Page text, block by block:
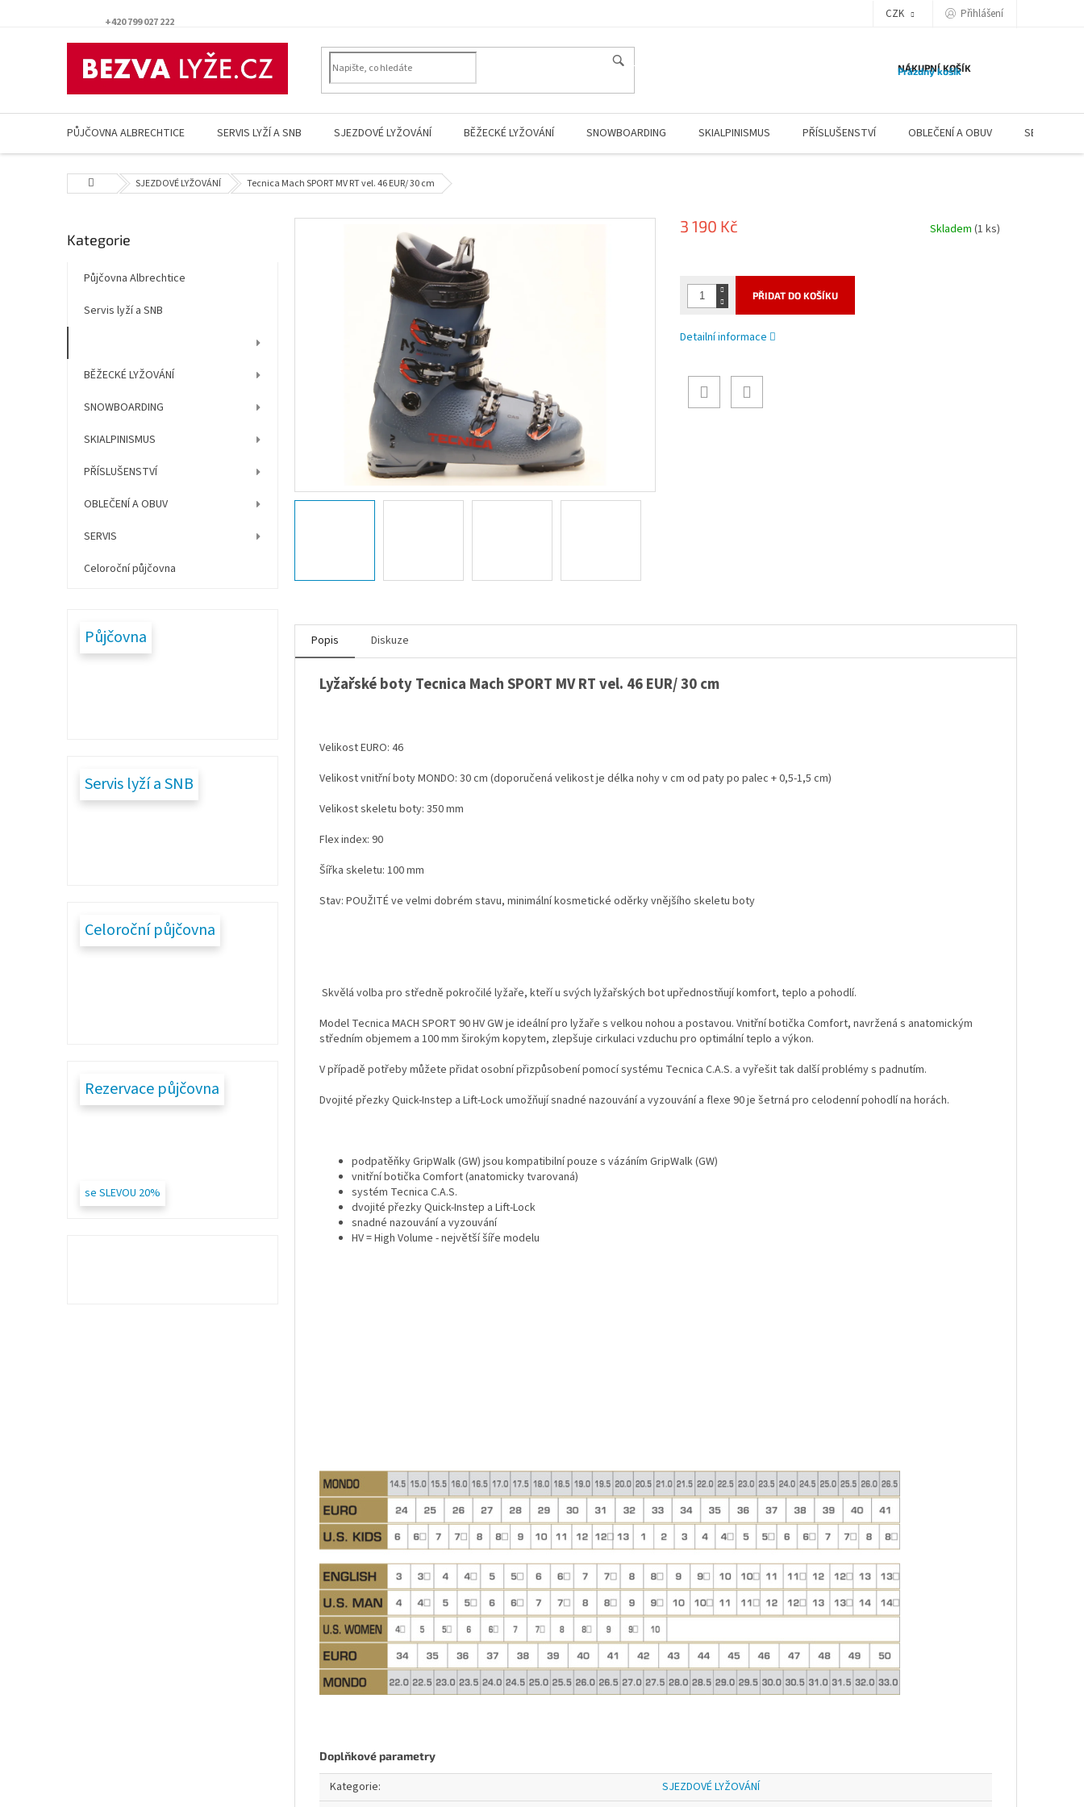
+420 799 027 222
CZK Přihlášení
NÁKUPNÍ KOŠÍK
Prázdný košík
PŮJČOVNA ALBRECHTICE SERVIS LYŽÍ A SNB SJEZDOVÉ LYŽOVÁNÍ BĚŽECKÉ LYŽOVÁNÍ SNOWBOARDING SKIALPINISMUS PŘÍSLUŠENSTVÍ OBLEČENÍ A OBUV SERVIS
Domů SJEZDOVÉ LYŽOVÁNÍ Tecnica Mach SPORT MV RT vel. 46 EUR/ 30 cm
o
n
Přeskočit
Kategorie
Půjčovna Albrechtice
Servis lyží a SNB
BĚŽECKÉ LYŽOVÁNÍ
SNOWBOARDING
SKIALPINISMUS
PŘÍSLUŠENSTVÍ
OBLEČENÍ A OBUV
SERVIS
Celoroční půjčovna
Půjčovna
Servis lyží a SNB
Celoroční půjčovna
Rezervace půjčovna
se SLEVOU 20%
3 190 Kč Skladem (1 ks)
PŘIDAT DO KOŠÍKU
Detailní informace
Popis Diskuze
Lyžařské boty Tecnica Mach SPORT MV RT vel. 46 EUR/ 30 cm
Velikost EURO: 46
Velikost vnitřní boty MONDO: 30 cm (doporučená velikost je délka nohy v cm od paty po palec + 0,5-1,5 cm)
Velikost skeletu boty: 350 mm
Flex index: 90
Šířka skeletu: 100 mm
Stav: POUŽITÉ ve velmi dobrém stavu, minimální kosmetické oděrky vnějšího skeletu boty
Skvělá volba pro středně pokročilé lyžaře, kteří u svých lyžařských bot upřednostňují komfort, teplo a pohodlí.
Model Tecnica MACH SPORT 90 HV GW je ideální pro lyžaře s velkou nohou a postavou. Vnitřní botička Comfort, navržená s anatomickým
středním objemem a 100 mm širokým kopytem, zlepšuje cirkulaci vzduchu pro optimální teplo a výkon.
V případě potřeby můžete přidat osobní přizpůsobení pomocí systému Tecnica C.A.S. a vyřešit tak další problémy s padnutím.
Dvojité přezky Quick-Instep a Lift-Lock umožňují snadné nazouvání a vyzouvání a flexe 90 je šetrná pro celodenní pohodlí na horách.
podpatěňky GripWalk (GW) jsou kompatibilní pouze s vázáním GripWalk (GW)
vnitřní botička Comfort (anatomicky tvarovaná)
systém Tecnica C.A.S.
dvojité přezky Quick-Instep a Lift-Lock
snadné nazouvání a vyzouvání
HV = High Volume - největší šíře modelu
Doplňkové parametry
Kategorie:
SJEZDOVÉ LYŽOVÁNÍ